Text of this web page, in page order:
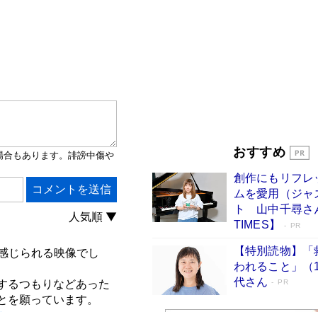
「『火垂るの墓』は、大嘘であ
続けた“自責の念”とは…「自己憐
い」監督が徹底的にこだわった
戦争の記憶
Book Bang
おすすめ
創作にもリフレ
ムを愛用（ジャ
ト 山中千尋さ
TIMES】
PR
【特別読物】
われること」
代さん
PR